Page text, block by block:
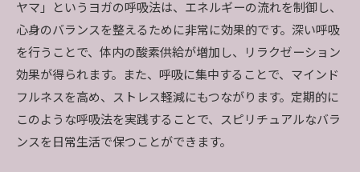
ヤマ」というヨガの呼吸法は、エネルギーの流れを制御し、
心身のバランスを整えるために非常に効果的です。深い呼吸
を行うことで、体内の酸素供給が増加し、リラクゼーション
効果が得られます。また、呼吸に集中することで、マインド
フルネスを高め、ストレス軽減にもつながります。定期的に
このような呼吸法を実践することで、スピリチュアルなバラ
ンスを日常生活で保つことができます。